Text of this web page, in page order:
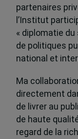
partenaires
l’Institut
« diplomatie
de politiques
national et
Ma
directement
de livrer au
de haute
regard de la